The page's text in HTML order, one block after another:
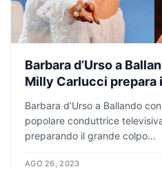
Barbara d’Urso a
Milly Carlucci prepara
Barbara d’Urso a Ballando
popolare conduttrice
preparando il grande colpo...
AGO 26, 2023